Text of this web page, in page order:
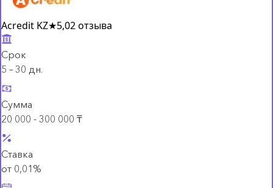
Acredit KZ★5,02 отзыва
Срок
5 – 30 дн.
Сумма
20 000 - 300 000 ₸
Ставка
от 0,01%